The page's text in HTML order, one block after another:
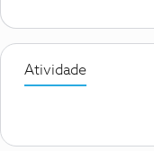
Atividade